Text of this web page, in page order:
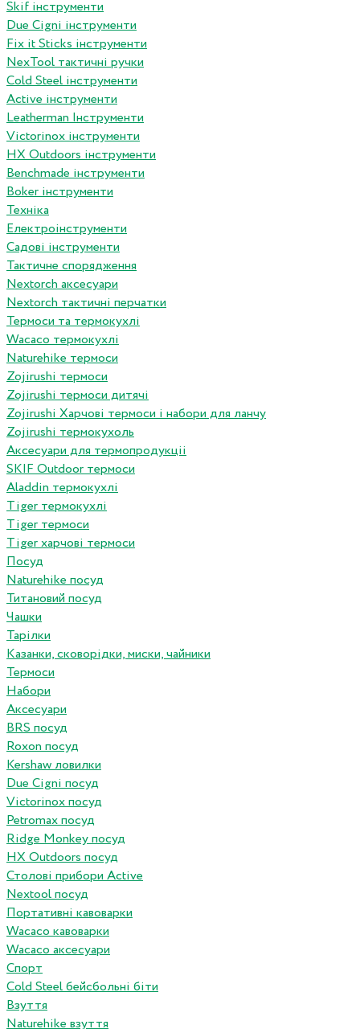
Skif інструменти
Due Cigni інструменти
Fix it Sticks інструменти
NexTool тактичні ручки
Сold Steel інструменти
Active інструменти
Leatherman Інструменти
Victorinox інструменти
HX Outdoors інструменти
Benchmade інструменти
Boker інструменти
Техніка
Електроінструменти
Садові інструменти
Тактичне спорядження
Nextorch аксесуари
Nextorch тактичні перчатки
Термоси та термокухлі
Wacaco термокухлі
Naturehike термоси
Zojirushi термоси
Zojirushi термоси дитячі
Zojirushi Харчові термоси і набори для ланчу
Zojirushi термокухоль
Аксесуари для термопродукціі
SKIF Outdoor термоси
Aladdin термокухлі
Tiger термокухлі
Tiger термоси
Tiger харчові термоси
Посуд
Naturehike посуд
Титановий посуд
Чашки
Тарілки
Казанки, сковорідки, миски, чайники
Термоси
Набори
Аксесуари
BRS посуд
Roxon посуд
Kershaw ловилки
Due Cigni посуд
Victorinox посуд
Petromax посуд
Ridge Monkey посуд
HX Outdoors посуд
Столові прибори Active
Nextool посуд
Портативні кавоварки
Wacaco кавоварки
Wacaco аксесуари
Спорт
Cold Steel бейсбольні біти
Взуття
Naturehike взуття